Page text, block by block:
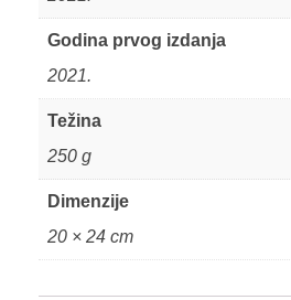
Godina prvog izdanja
2021.
Težina
250 g
Dimenzije
20 × 24 cm